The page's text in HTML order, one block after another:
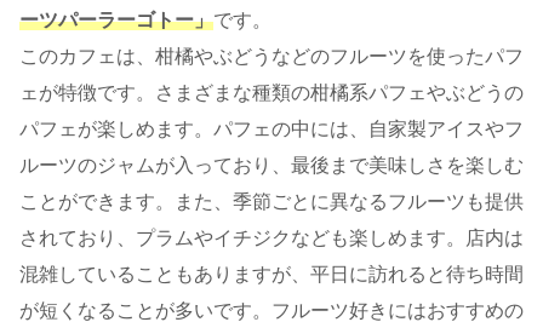
ーツパーラーゴトー」です。
このカフェは、柑橘やぶどうなどのフルーツを使ったパフ
ェが特徴です。さまざまな種類の柑橘系パフェやぶどうの
パフェが楽しめます。パフェの中には、自家製アイスやフ
ルーツのジャムが入っており、最後まで美味しさを楽しむ
ことができます。また、季節ごとに異なるフルーツも提供
されており、プラムやイチジクなども楽しめます。店内は
混雑していることもありますが、平日に訪れると待ち時間
が短くなることが多いです。フルーツ好きにはおすすめの